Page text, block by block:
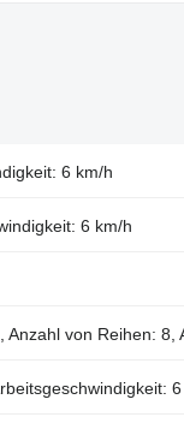
6 km/h
6 km/h
von Reihen: 8,